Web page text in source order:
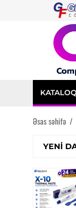
KATALOQ
Əsas səhifə /
YENI